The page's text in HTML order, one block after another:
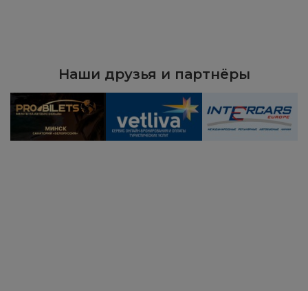
Наши друзья и партнёры